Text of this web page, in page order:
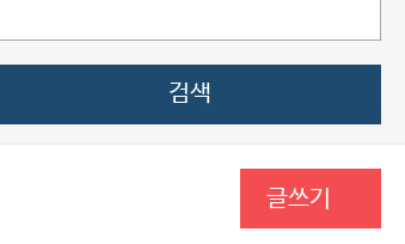
검색
글쓰기